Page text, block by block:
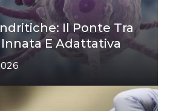
Il Ponte Tra
E Adattativa